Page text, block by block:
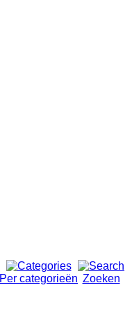
Per categorieën Zoeken